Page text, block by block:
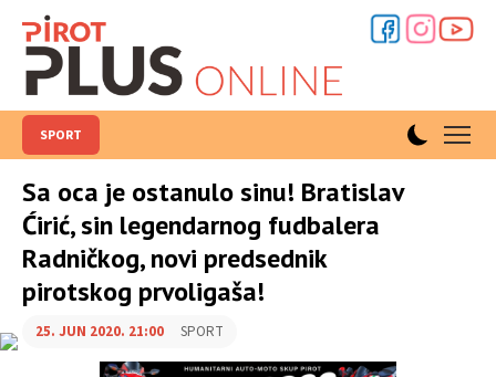
SPORT
Sa oca je ostanulo sinu! Bratislav
Ćirić, sin legendarnog fudbalera
Radničkog, novi predsednik
pirotskog prvoligaša!
25. JUN 2020. 21:00 SPORT